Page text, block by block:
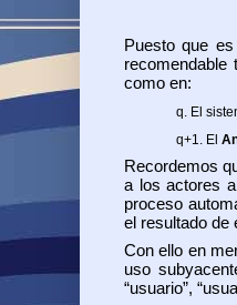
Puesto que
como en:
q. El
q+1. El
Recordemos
a los actores
proceso
el resultado de
Con ello en
uso
“usuario”,